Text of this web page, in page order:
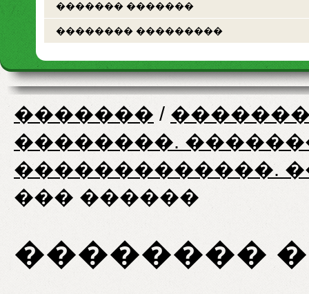
������� �������
�������� ���������
������� /
��������.
�������������.
��� ������
��������